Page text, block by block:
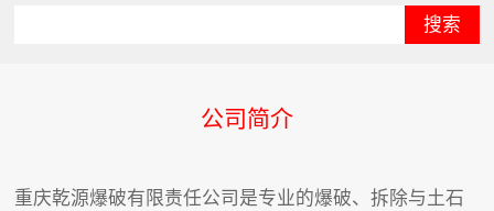
搜索
公司简介
重庆乾源爆破有限责任公司是专业的爆破、拆除与土石